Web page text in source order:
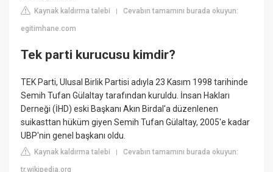
Kaynak kaldırma talebi |Cevabın tamamını burada okuyun:
egitimhane.com
Tek parti kurucusu kimdir?
TEK Parti, Ulusal Birlik Partisi adıyla 23 Kasım 1998 tarihinde
Semih Tufan Gülaltay tarafından kuruldu. İnsan Hakları
Derneği (İHD) eski Başkanı Akın Birdal'a düzenlenen
suikasttan hüküm giyen Semih Tufan Gülaltay, 2005'e kadar
UBP'nin genel başkanı oldu.
Kaynak kaldırma talebi |Cevabın tamamını burada okuyun:
tr.wikipedia.org